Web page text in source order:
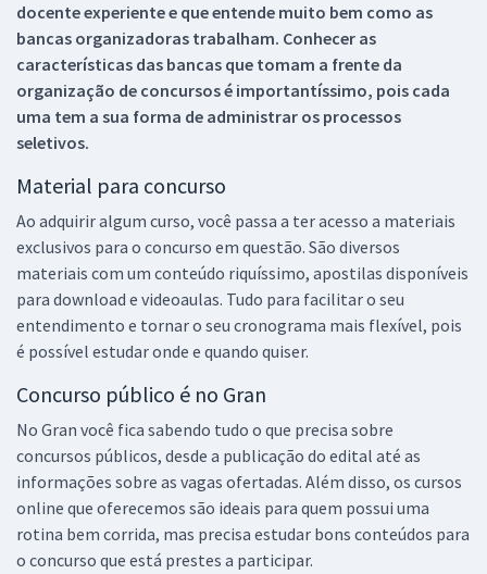
docente experiente e que entende muito bem como as
bancas organizadoras trabalham. Conhecer as
características das bancas que tomam a frente da
organização de concursos é importantíssimo, pois cada
uma tem a sua forma de administrar os processos
seletivos.
Material para concurso
Ao adquirir algum curso, você passa a ter acesso a materiais
exclusivos para o concurso em questão. São diversos
materiais com um conteúdo riquíssimo, apostilas disponíveis
para download e videoaulas. Tudo para facilitar o seu
entendimento e tornar o seu cronograma mais flexível, pois
é possível estudar onde e quando quiser.
Concurso público é no Gran
No Gran você fica sabendo tudo o que precisa sobre
concursos públicos, desde a publicação do edital até as
informações sobre as vagas ofertadas. Além disso, os cursos
online que oferecemos são ideais para quem possui uma
rotina bem corrida, mas precisa estudar bons conteúdos para
o concurso que está prestes a participar.